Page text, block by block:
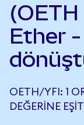
Ether
OETH/YFI: 1
DEĞERINE